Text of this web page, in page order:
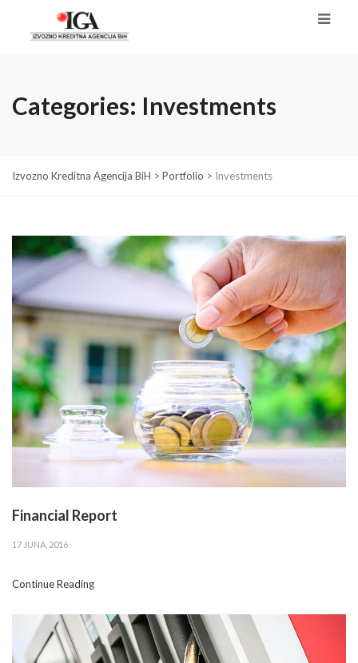
Categories: Investments
Izvozno Kreditna Agencija BiH > Portfolio > Investments
Financial Report
17 JUNA, 2016
Continue Reading